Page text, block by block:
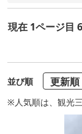
現在 1ページ目
並び順 更新順
※人気順は、観光